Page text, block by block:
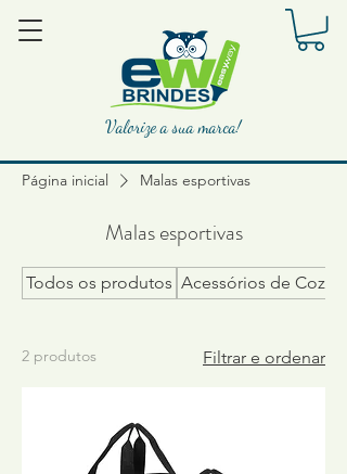
Valorize a sua marca!
Página inicial Malas esportivas
Malas esportivas
Todos os produtos Acessórios de Cozinha
2 produtos Filtrar e ordenar